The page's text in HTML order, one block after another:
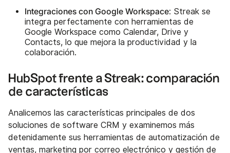
Integraciones con Google Workspace: Streak se
integra perfectamente con herramientas de
Google Workspace como Calendar, Drive y
Contacts, lo que mejora la productividad y la
colaboración.
HubSpot frente a Streak: comparación
de características
Analicemos las características principales de dos
soluciones de software CRM y examinemos más
detenidamente sus herramientas de automatización de
ventas, marketing por correo electrónico y gestión de